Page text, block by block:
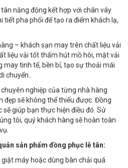
năng động kết hợp với chân váy
tiết pha phối để tạo ra điểm khách lạ,
– khách sạn may trên chất liệu vải
liệu vải tốt thấm hút mồ hôi, mặt vải
may tinh tế, bền bỉ, tạo sự thoải mái
chuyển..
nghiệp của từng nhà hàng
đẹp sẽ không thể thiếu được. Đồng
giúp bạn thực hiện điều đó. Sử
tôi, quý khách hàng sẽ hoàn toàn
sản phẩm đồng phục lễ tân:
máy hoặc dùng bàn chải quá